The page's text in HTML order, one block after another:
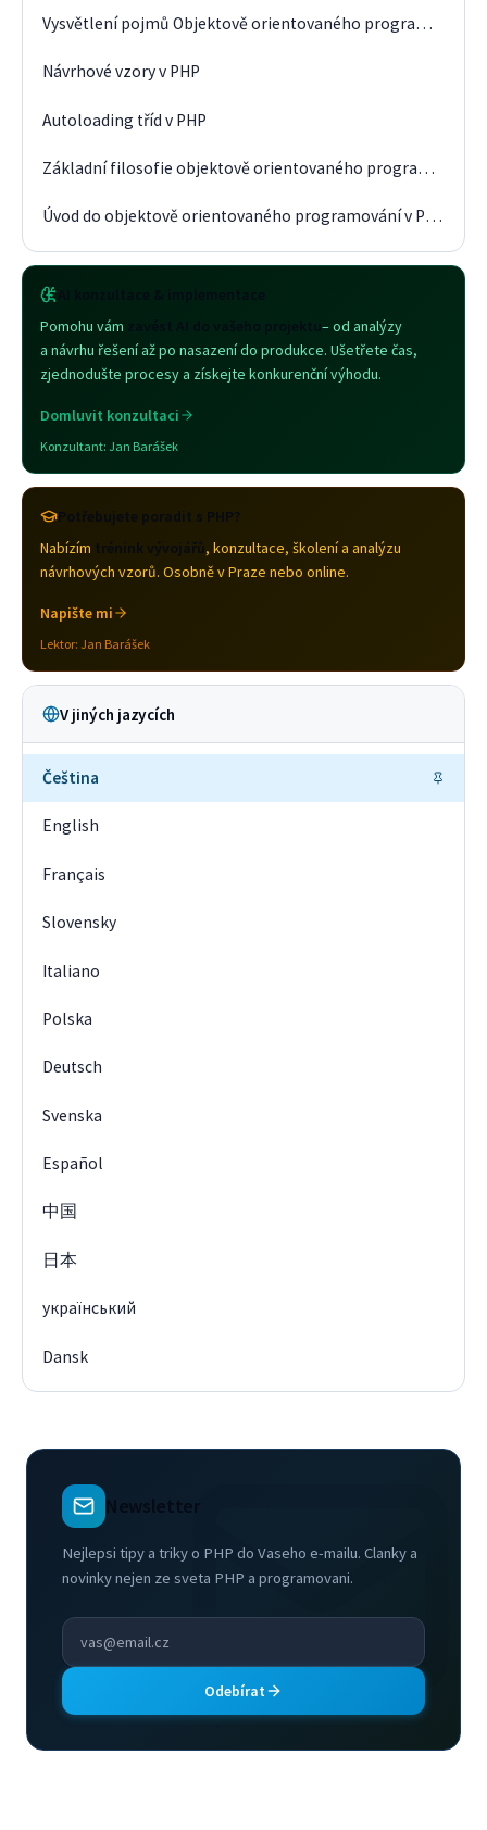
Vysvětlení pojmů Objektově orientovaného programování
Návrhové vzory v PHP
Autoloading tříd v PHP
Základní filosofie objektově orientovaného programování
Úvod do objektově orientovaného programování v PHP
Pomohu vám
zavést AI do vašeho projektu– od analýzy
a návrhu řešení až po nasazení do produkce. Ušetřete čas,
zjednodušte procesy a získejte konkurenční výhodu.
Domluvit konzultaci
Konzultant: Jan Barášek
Potřebujete poradit s PHP?
Nabízím trénink vývojářů, konzultace, školení a analýzu
návrhových vzorů. Osobně v Praze nebo online.
Napište mi
Lektor: Jan Barášek
V jiných jazycích
Čeština
English
Français
Slovensky
Italiano
Polska
Deutsch
Svenska
Español
中国
日本
український
Dansk
Newsletter
Nejlepsi tipy a triky o PHP do Vaseho e-mailu. Clanky a
novinky nejen ze sveta PHP a programovani.
Odebírat